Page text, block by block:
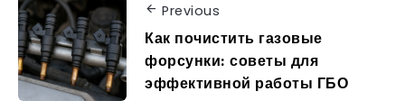
Previous
Как почистить газовые
форсунки: советы для
эффективной работы ГБО